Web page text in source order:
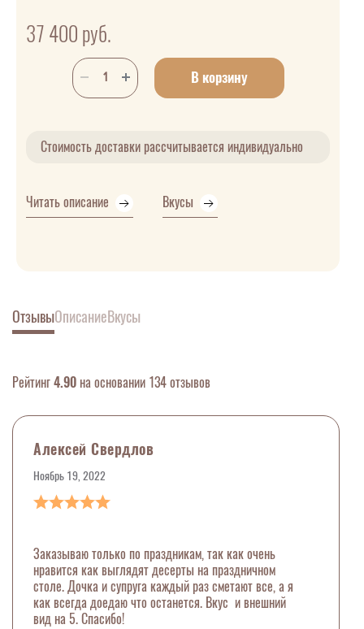
37 400 руб.
В корзину
Стоимость доставки рассчитывается индивидуально
Читать описание Вкусы
ОтзывыОписаниеВкусы
Рейтинг4.90 на основании 134 отзывов
Алексей Свердлов
Ноябрь 19, 2022
Заказываю только по праздникам, так как очень
нравится как выглядят десерты на праздничном
столе. Дочка и супруга каждый раз сметают все, а я
как всегда доедаю что останется. Вкус и внешний
вид на 5. Спасибо!